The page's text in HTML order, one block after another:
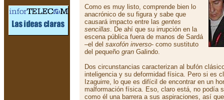
Como es muy listo, comprende bien lo
anacrónico de su figura y sabe que
causará impacto entre las gentes
sencillas. De ahí que su irrupción en la
escena pública fuera de manos de Sardá
–el del saxofón inverso- como sustituto
del pequeño gran Galindo.
Dos circunstancias caracterizan al bufón
inteligencia y su deformidad física. Pero si es
Izaguirre, lo que es difícil de encontrar en un
malformación física. Eso, claro está, no podía
como él una barrera a sus aspiraciones, así